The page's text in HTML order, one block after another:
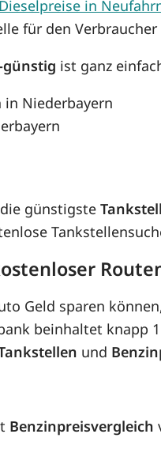
Dieselpreise in
für den
ist ganz
Niederbayern
die günstigste
Geld sparen
beinhaltet knapp
und
Benzinpreisvergleich